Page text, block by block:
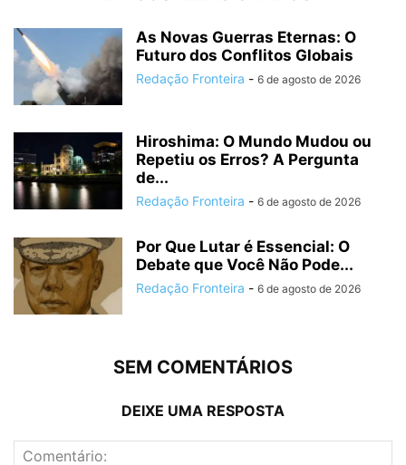
As Novas Guerras Eternas: O
Futuro dos Conflitos Globais
Redação Fronteira - 6 de agosto de 2026
Hiroshima: O Mundo Mudou ou
Repetiu os Erros? A Pergunta
de...
Redação Fronteira - 6 de agosto de 2026
Por Que Lutar é Essencial: O
Debate que Você Não Pode...
Redação Fronteira - 6 de agosto de 2026
SEM COMENTÁRIOS
DEIXE UMA RESPOSTA